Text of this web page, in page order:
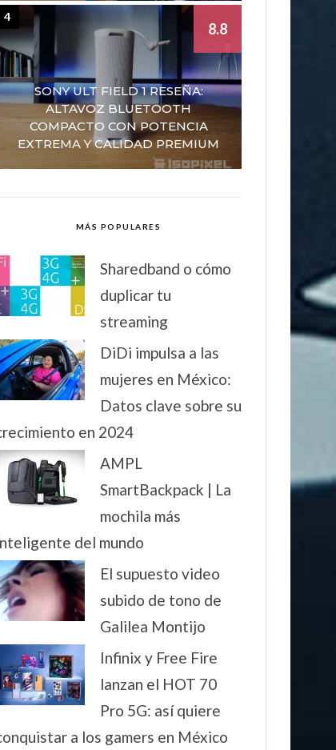
SONY ULT FIELD 1 RESEÑA:
ALTAVOZ BLUETOOTH
COMPACTO CON POTENCIA
EXTREMA Y CALIDAD PREMIUM
8.8
4
MÁS POPULARES
Sharedband o cómo
duplicar tu
streaming
DiDi impulsa a las
mujeres en México:
Datos clave sobre su
en 2024
AMPL
SmartBackpack | La
mochila más
del mundo
El supuesto video
subido de tono de
Galilea Montijo
Infinix y Free Fire
lanzan el HOT 70
Pro 5G: así quiere
a los gamers en México